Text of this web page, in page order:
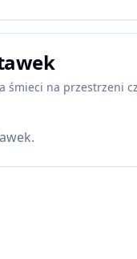
śmieci na przestrzeni